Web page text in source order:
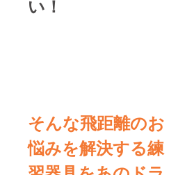
い！
そんな飛距離のお
悩みを解決する練